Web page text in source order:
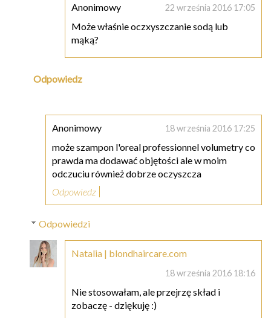
Anonimowy 22 września 2016 17:05
Może właśnie oczxyszczanie sodą lub
mąką?
Odpowiedz
Anonimowy 18 września 2016 17:25
może szampon l'oreal professionnel volumetry co
prawda ma dodawać objętości ale w moim
odczuciu również dobrze oczyszcza
Odpowiedz
Odpowiedzi
Natalia | blondhaircare.com
18 września 2016 18:16
Nie stosowałam, ale przejrzę skład i
zobaczę - dziękuję :)